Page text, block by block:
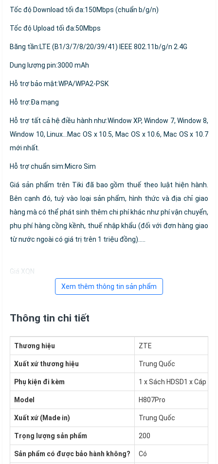
Tốc độ Download tối đa:150Mbps (chuẩn b/g/n)
Tốc độ Upload tối đa:50Mbps
Băng tần:LTE (B1/3/7/8/20/39/41) IEEE 802.11b/g/n 2.4G
Dung lượng pin:3000 mAh
Hỗ trợ bảo mật:WPA/WPA2-PSK
Hỗ trợ:Đa mạng
Hỗ trợ tất cả hệ điều hành như:Window XP, Window 7, Window 8,
Window 10, Linux…Mac OS x 10.5, Mac OS x 10.6, Mac OS x 10.7
mới nhất.
Hỗ trợ chuẩn sim:Micro Sim
Giá sản phẩm trên Tiki đã bao gồm thuế theo luật hiện hành.
Bên cạnh đó, tuỳ vào loại sản phẩm, hình thức và địa chỉ giao
hàng mà có thể phát sinh thêm chi phí khác như phí vận chuyển,
phụ phí hàng cồng kềnh, thuế nhập khẩu (đối với đơn hàng giao
từ nước ngoài có giá trị trên 1 triệu đồng).....
Giá XQN
Xem thêm thông tin sản phẩm
Thông tin chi tiết
Thương hiệu ZTE
Xuất xứ thương hiệu Trung Quốc
Phụ kiện đi kèm 1 x Sách HDSD1 x Cáp
Model H807Pro
Xuất xứ (Made in) Trung Quốc
Trọng lượng sản phẩm 200
Sản phẩm có được bảo hành không? Có